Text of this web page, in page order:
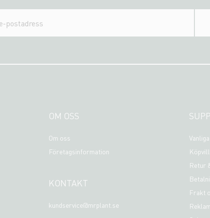
OM OSS
Om oss
Företagsinformation
KONTAKT
kundservice@mrplant.se
Retur
Frakt